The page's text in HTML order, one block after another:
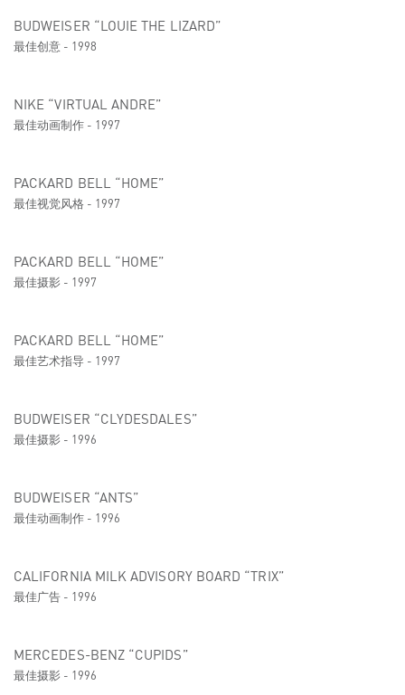
BUDWEISER “LOUIE THE LIZARD”
最佳创意 - 1998
NIKE “VIRTUAL ANDRE”
最佳动画制作 - 1997
PACKARD BELL “HOME”
最佳视觉风格 - 1997
PACKARD BELL “HOME”
最佳摄影 - 1997
PACKARD BELL “HOME”
最佳艺术指导 - 1997
BUDWEISER “CLYDESDALES”
最佳摄影 - 1996
BUDWEISER “ANTS”
最佳动画制作 - 1996
CALIFORNIA MILK ADVISORY BOARD “TRIX”
最佳广告 - 1996
MERCEDES-BENZ “CUPIDS”
最佳摄影 - 1996